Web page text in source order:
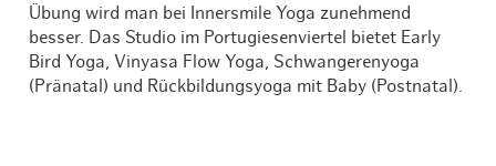
Übung wird man bei Innersmile Yoga zunehmend
besser. Das Studio im Portugiesenviertel bietet Early
Bird Yoga, Vinyasa Flow Yoga, Schwangerenyoga
(Pränatal) und Rückbildungsyoga mit Baby (Postnatal).